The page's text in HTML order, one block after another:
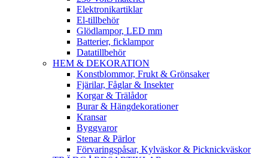
Elektronikartiklar
El-tillbehör
Glödlampor, LED mm
Batterier, ficklampor
Datatillbehör
HEM & DEKORATION
Konstblommor, Frukt & Grönsaker
Fjärilar, Fåglar & Insekter
Korgar & Trälådor
Burar & Hängdekorationer
Kransar
Byggvaror
Stenar & Pärlor
Förvaringspåsar, Kylväskor & Picknickväskor